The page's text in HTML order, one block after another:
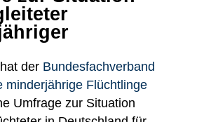
der Bundesfachverband
minderjährige Flüchtlinge
Umfrage zur Situation